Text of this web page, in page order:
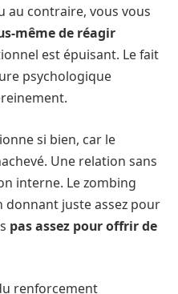
au contraire, vous vous
même de réagir
est épuisant. Le fait
psychologique
si bien, car le
Une relation sans
interne. Le zombing
donnant juste assez pour
pas assez pour offrir de
renforcement